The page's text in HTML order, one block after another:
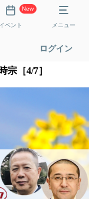
New
イベント メニュー
ログイン
［4/7］